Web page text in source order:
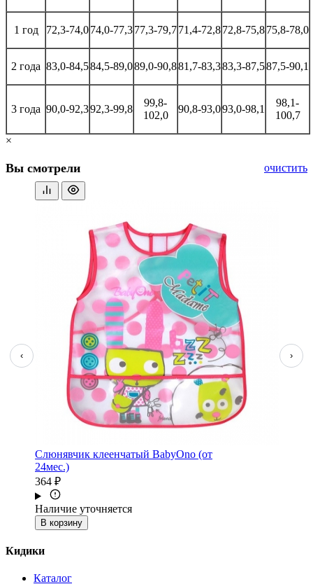
1 год 72,3-74,074,0-77,377,3-79,771,4-72,872,8-75,875,8-78,0
2 года 83,0-84,584,5-89,089,0-90,881,7-83,383,3-87,587,5-90,1
3 года 90,0-92,392,3-99,8
99,8-
102,0
90,8-93,093,0-98,1
98,1-
100,7
×
Вы смотрели очистить
‹ ›
Слюнявчик клеенчатый BabyOno (от
24мес.)
364 ₽
Наличие уточняется
В корзину
Кидики
Каталог